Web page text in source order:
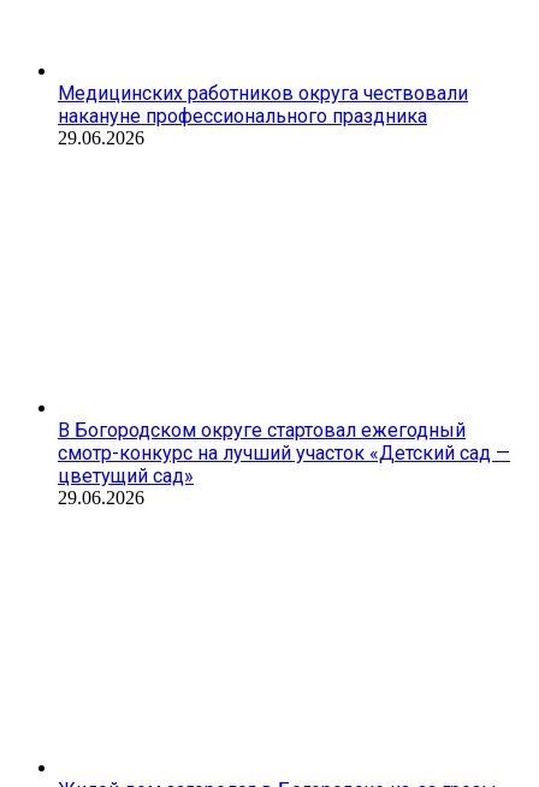
Медицинских работников округа чествовали
накануне профессионального праздника
29.06.2026
В Богородском округе стартовал ежегодный
смотр-конкурс на лучший участок «Детский сад —
цветущий сад»
29.06.2026